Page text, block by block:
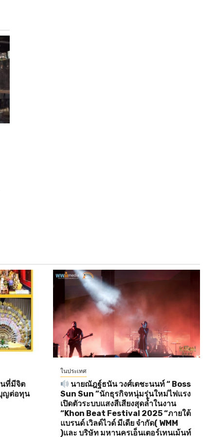
ที่มีจิต
ญต่อทุน
ในประเทศ
นายณัฎฐ์ธนัน วงศ์เตชะนนท์ “ Boss
Sun Sun ”นักธุรกิจหนุ่มรุ่นใหม่ไฟแรง
เปิดตัวระบบแสงสีเสียงสุดล้ำในงาน
“Khon Beat Festival 2025 “ภายใต้
แบรนด์ เวิลด์ไวด์ มีเดีย จำกัด( WMM
)และ บริษัท มหานครเอ็นเตอร์เทนเม้นท์